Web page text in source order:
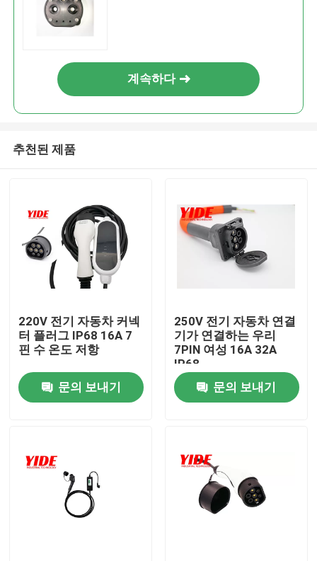
회사 소개
계속하다
추천된 제품
220V 전기 자동차 커넥
터 플러그 IP68 16A 7
핀 수 온도 저항
문의 보내기
250V 전기 자동차 연결
기가 연결하는 우리
7PIN 여성 16A 32A
IP68
문의 보내기